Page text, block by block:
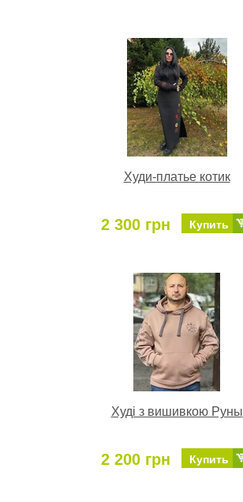
Худи-платье котик
2 300 грн Купить
Худі з вишивкою Руны
2 200 грн Купить